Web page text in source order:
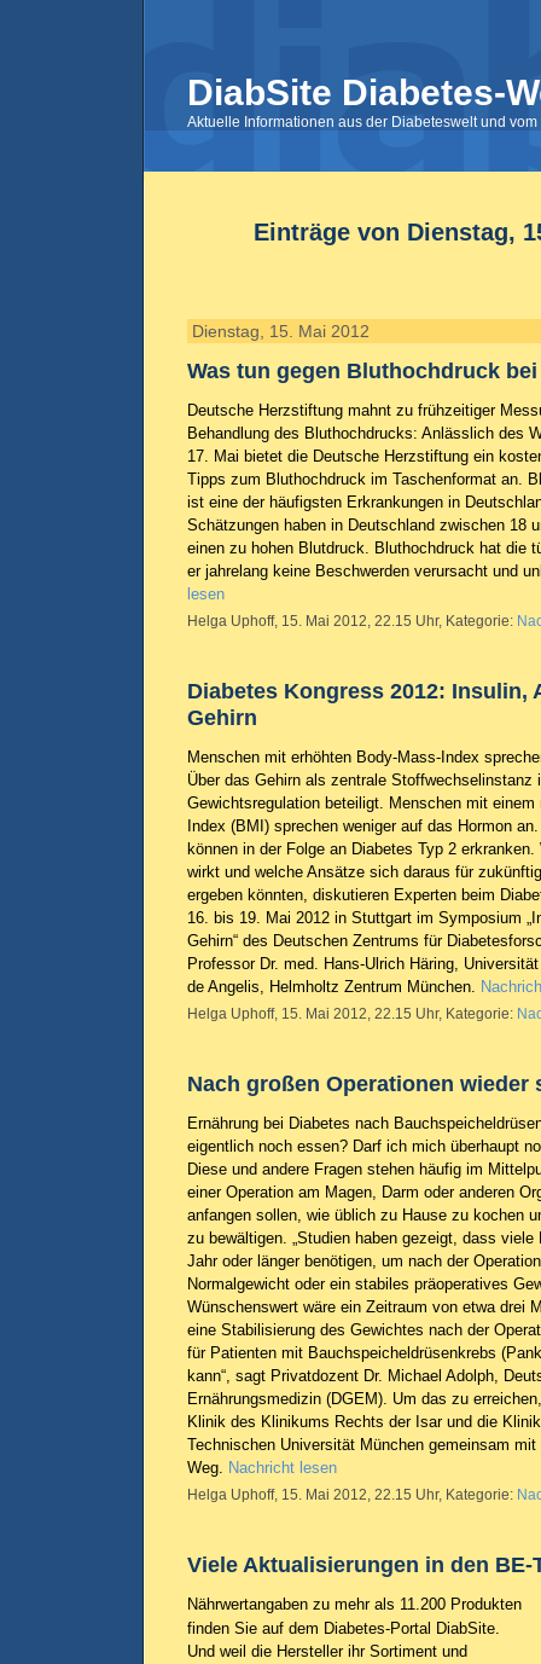
DiabSite Diabetes-
Aktuelle Informationen aus der Diabeteswelt und
Einträge von Dienstag,
Dienstag, 15. Mai 2012
Was tun gegen Bluthochdruck
Deutsche Herzstiftung mahnt zu frühzeitiger
Behandlung des Bluthochdrucks: Anlässlich des
17. Mai bietet die Deutsche Herzstiftung ein
Tipps zum Bluthochdruck im Taschenformat an.
ist eine der häufigsten Erkrankungen in
Schätzungen haben in Deutschland zwischen 18
einen zu hohen Blutdruck. Bluthochdruck hat die
er jahrelang keine Beschwerden verursacht und
lesen
Helga Uphoff, 15. Mai 2012, 22.15 Uhr, Kategorie:
Diabetes Kongress 2012: Insulin,
Gehirn
Menschen mit erhöhten Body-Mass-Index
Über das Gehirn als zentrale Stoffwechselinstanz
Gewichtsregulation beteiligt. Menschen mit
Index (BMI) sprechen weniger auf das Hormon
können in der Folge an Diabetes Typ 2
wirkt und welche Ansätze sich daraus für
ergeben könnten, diskutieren Experten beim
16. bis 19. Mai 2012 in Stuttgart im Symposium
Gehirn“ des Deutschen Zentrums für
Professor Dr. med. Hans-Ulrich Häring,
de Angelis, Helmholtz Zentrum München.
Helga Uphoff, 15. Mai 2012, 22.15 Uhr, Kategorie:
Nach großen Operationen wieder
Ernährung bei Diabetes nach
eigentlich noch essen? Darf ich mich überhaupt
Diese und andere Fragen stehen häufig im
einer Operation am Magen, Darm oder anderen
anfangen sollen, wie üblich zu Hause zu kochen
zu bewältigen. „Studien haben gezeigt, dass
Jahr oder länger benötigen, um nach der
Normalgewicht oder ein stabiles präoperatives
Wünschenswert wäre ein Zeitraum von etwa drei
eine Stabilisierung des Gewichtes nach der
für Patienten mit Bauchspeicheldrüsenkrebs
kann“, sagt Privatdozent Dr. Michael Adolph,
Ernährungsmedizin (DGEM). Um das zu
Klinik des Klinikums Rechts der Isar und die
Technischen Universität München gemeinsam
Weg. Nachricht lesen
Helga Uphoff, 15. Mai 2012, 22.15 Uhr, Kategorie:
Viele Aktualisierungen in den BE-
Nährwertangaben zu mehr als 11.200 Produkten
finden Sie auf dem Diabetes-Portal DiabSite.
Und weil die Hersteller ihr Sortiment und